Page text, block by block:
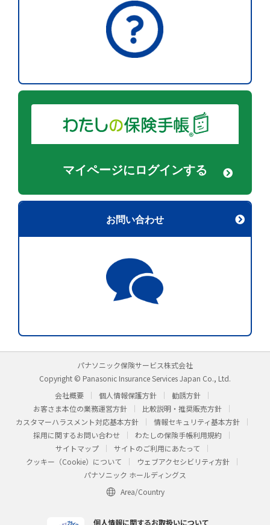
マイページにログインする
お問い合わせ
パナソニック保険サービス株式会社
Copyright © Panasonic Insurance Services Japan Co., Ltd.
会社概要
個人情報保護方針
勧誘方針
お客さま本位の業務運営方針
比較説明・推奨販売方針
カスタマーハラスメント対応基本方針
情報セキュリティ基本方針
採用に関するお問い合わせ
わたしの保険手帳利用規約
サイトマップ
サイトのご利用にあたって
クッキー（Cookie）について
ウェブアクセシビリティ方針
パナソニック ホールディングス
Area/Country
個人情報に関するお取扱いについて